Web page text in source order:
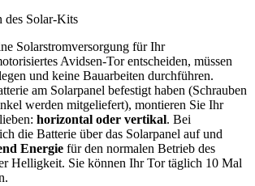
des Solar-Kits
Solarstromversorgung für Ihr
Avidsen-Tor entscheiden, müssen
und keine Bauarbeiten durchführen.
am Solarpanel befestigt haben (Schrauben
werden mitgeliefert), montieren Sie Ihr
horizontal oder vertikal. Bei
die Batterie über das Solarpanel auf und
Energie für den normalen Betrieb des
Helligkeit. Sie können Ihr Tor täglich 10 Mal